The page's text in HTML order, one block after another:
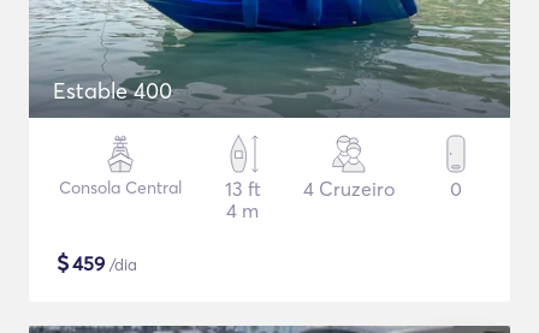
Estable 400
Consola Central
13 ft
4 m
4 Cruzeiro 0
$459 /dia